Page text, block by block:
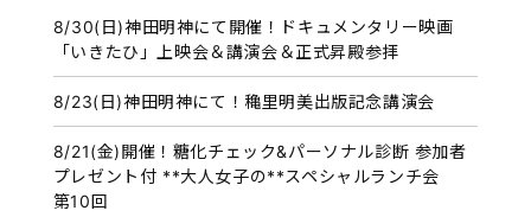
ブ
8/30(日)神田明神にて開催！ドキュメンタリー映画
「いきたひ」上映会＆講演会＆正式昇殿参拝
8/23(日)神田明神にて！穐里明美出版記念講演会
8/21(金)開催！糖化チェック&パーソナル診断 参加者
プレゼント付 **大人女子の**スペシャルランチ会
第10回